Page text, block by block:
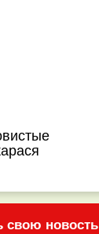
свою новость